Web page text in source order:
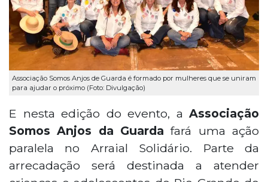
Associação Somos Anjos de Guarda é formado por mulheres que se uniram
para ajudar o próximo (Foto: Divulgação)
E nesta edição do evento, a Associação
Somos Anjos da Guarda fará uma ação
paralela no Arraial Solidário. Parte da
arrecadação será destinada a atender